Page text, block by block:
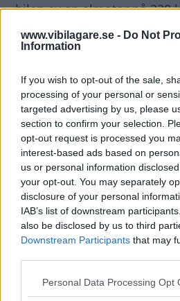
www.vibilagare.se - Do Not
Information
If you wish to opt-out of the sale,
processing of your personal or
targeted advertising by us, please
section to confirm your selection.
opt-out request is processed you
interest-based ads based on
us or personal information
your opt-out. You may separately
disclosure of your personal
IAB’s list of downstream
also be disclosed by us to third
Downstream Participants that may
Please note that this website/app
Personal Data Processing Opt
bilen av en elmotor på 220
energi ur ett litiumjonbatteri
vikten ska förbli
ursprungliga uppbyggnad
upphängning är
från 1960-talet. Därför sägs
uppföra sig på samma sätt
ursprungsmodellen.
Första fordonenlevereras
Jaguar är hemlighetsfulla
med den till Jaguar så